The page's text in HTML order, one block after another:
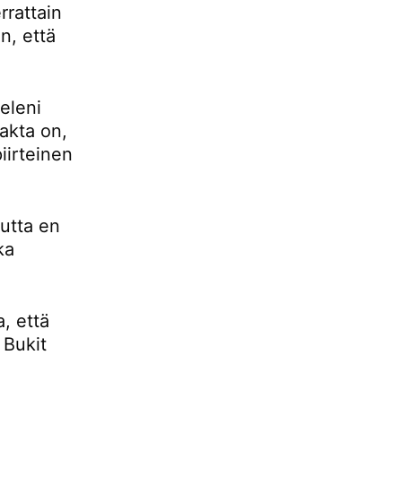
että
on,
en
että